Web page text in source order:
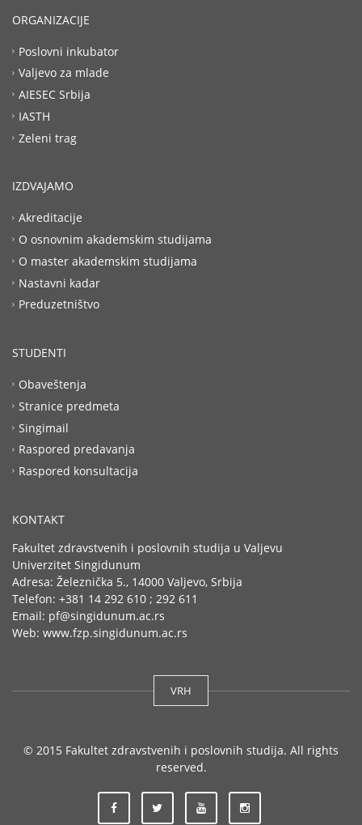
ORGANIZACIJE
Poslovni inkubator
Valjevo za mlade
AIESEC Srbija
IASTH
Zeleni trag
IZDVAJAMO
Akreditacije
O osnovnim akademskim studijama
O master akademskim studijama
Nastavni kadar
Preduzetništvo
STUDENTI
Obaveštenja
Stranice predmeta
Singimail
Raspored predavanja
Raspored konsultacija
KONTAKT
Fakultet zdravstvenih i poslovnih studija u Valjevu
Univerzitet Singidunum
Adresa: Železnička 5., 14000 Valjevo, Srbija
Telefon: +381 14 292 610 ; 292 611
Email: pf@singidunum.ac.rs
Web: www.fzp.singidunum.ac.rs
VRH
© 2015 Fakultet zdravstvenih i poslovnih studija. All rights
reserved.